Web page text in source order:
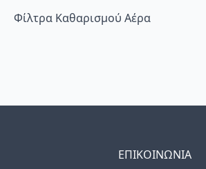
Φίλτρα Καθαρισμού Αέρα
ΕΠΙΚΟΙΝΩΝΙΑ